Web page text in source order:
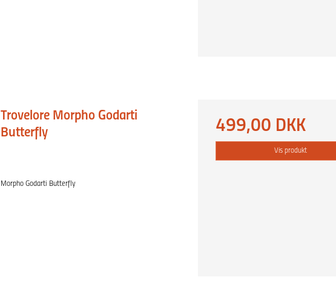
Trovelore Morpho Godarti
Butterfly
Morpho Godarti Butterfly
499,00 DKK
Vis produkt